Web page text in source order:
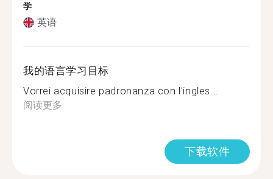
学
英语
我的语言学习目标
Vorrei acquisire padronanza con l'ingles...
阅读更多
下载软件